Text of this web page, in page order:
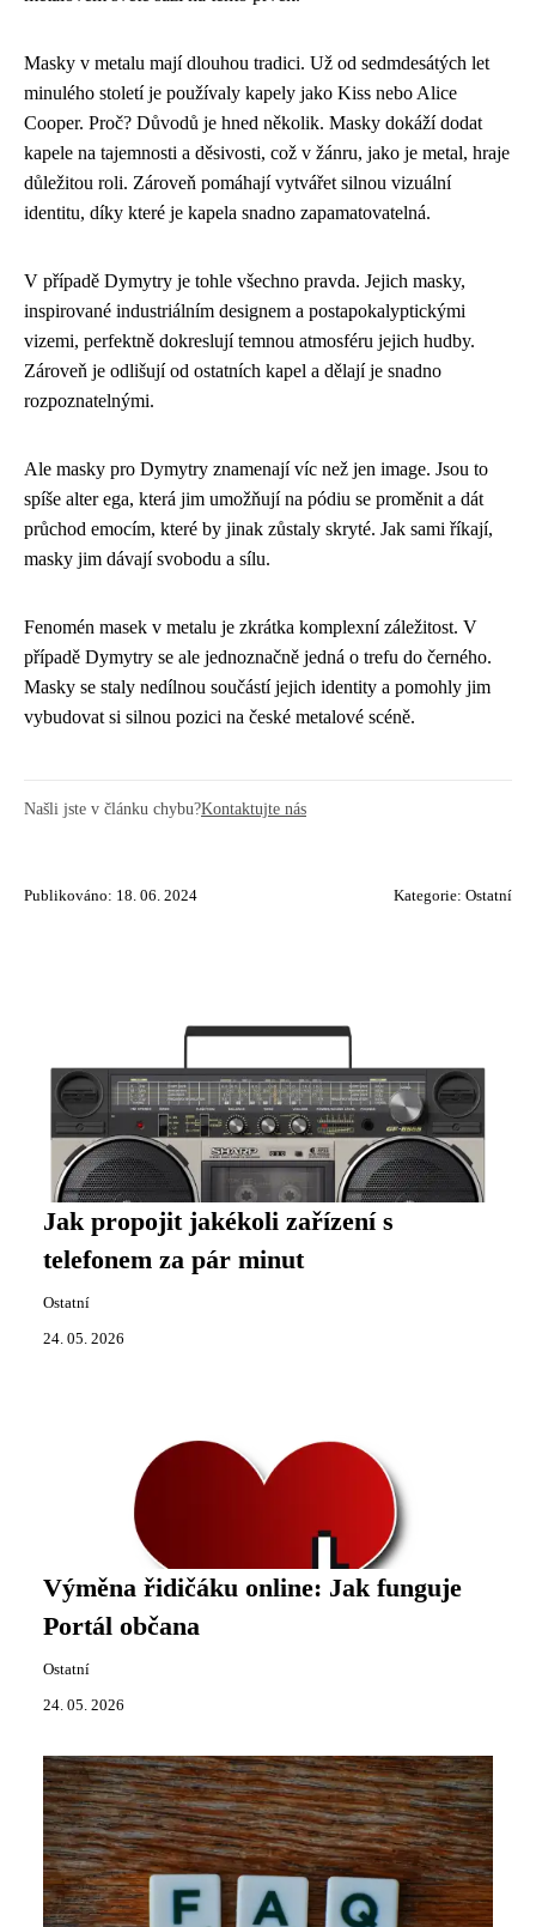
Masky v metalu mají dlouhou tradici. Už od sedmdesátých let
minulého století je používaly kapely jako Kiss nebo Alice
Cooper. Proč? Důvodů je hned několik. Masky dokáží dodat
kapele na tajemnosti a děsivosti, což v žánru, jako je metal, hraje
důležitou roli. Zároveň pomáhají vytvářet silnou vizuální
identitu, díky které je kapela snadno zapamatovatelná.
V případě Dymytry je tohle všechno pravda. Jejich masky,
inspirované industriálním designem a postapokalyptickými
vizemi, perfektně dokreslují temnou atmosféru jejich hudby.
Zároveň je odlišují od ostatních kapel a dělají je snadno
rozpoznatelnými.
Ale masky pro Dymytry znamenají víc než jen image. Jsou to
spíše alter ega, která jim umožňují na pódiu se proměnit a dát
průchod emocím, které by jinak zůstaly skryté. Jak sami říkají,
masky jim dávají svobodu a sílu.
Fenomén masek v metalu je zkrátka komplexní záležitost. V
případě Dymytry se ale jednoznačně jedná o trefu do černého.
Masky se staly nedílnou součástí jejich identity a pomohly jim
vybudovat si silnou pozici na české metalové scéně.
Našli jste v článku chybu?Kontaktujte nás
Publikováno: 18. 06. 2024 Kategorie: Ostatní
Jak propojit jakékoli zařízení s
telefonem za pár minut
Ostatní
24. 05. 2026
Výměna řidičáku online: Jak funguje
Portál občana
Ostatní
24. 05. 2026